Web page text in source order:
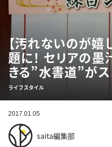
【汚れないのが
題に！ セリアの
きる”水書道”がス
ライフスタイル
2017.01.05
saita編集部